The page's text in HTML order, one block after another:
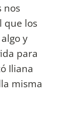
nos
que los
y
para
Iliana
misma